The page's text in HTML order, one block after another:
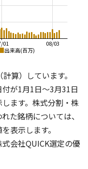
出来高(百万)
08/03
01
650
800
600
800
1,000
1,100
1,200
算）しています。
が1月1日～3月31日
ます。株式分割・株
た銘柄については、
表示します。
会社QUICK選定の優